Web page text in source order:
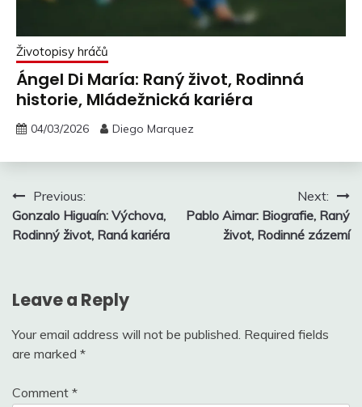
Životopisy hráčů
Ángel Di María: Raný život, Rodinná
historie, Mládežnická kariéra
04/03/2026 Diego Marquez
Post
navigation
Previous:
Gonzalo Higuaín: Výchova,
Rodinný život, Raná kariéra
Next:
Pablo Aimar: Biografie, Raný
život, Rodinné zázemí
Leave a Reply
Your email address will not be published. Required fields
are marked *
Comment *